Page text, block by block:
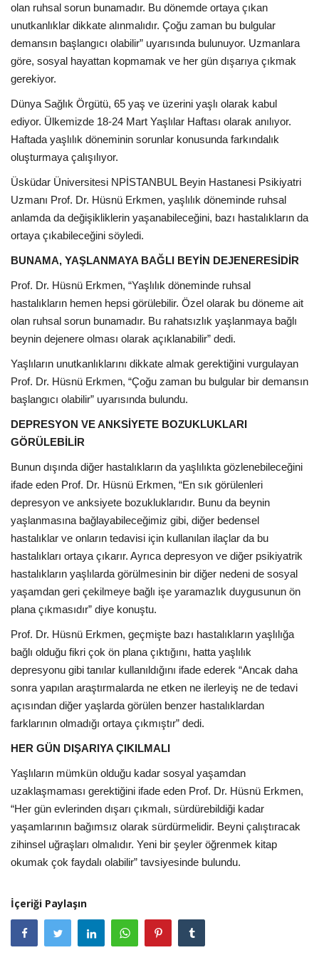
olan ruhsal sorun bunamadır. Bu dönemde ortaya çıkan
unutkanlıklar dikkate alınmalıdır. Çoğu zaman bu bulgular
demansın başlangıcı olabilir” uyarısında bulunuyor. Uzmanlara
göre, sosyal hayattan kopmamak ve her gün dışarıya çıkmak
gerekiyor.
Dünya Sağlık Örgütü, 65 yaş ve üzerini yaşlı olarak kabul
ediyor. Ülkemizde 18-24 Mart Yaşlılar Haftası olarak anılıyor.
Haftada yaşlılık döneminin sorunlar konusunda farkındalık
oluşturmaya çalışılıyor.
Üsküdar Üniversitesi NPİSTANBUL Beyin Hastanesi Psikiyatri
Uzmanı Prof. Dr. Hüsnü Erkmen, yaşlılık döneminde ruhsal
anlamda da değişikliklerin yaşanabileceğini, bazı hastalıkların da
ortaya çıkabileceğini söyledi.
BUNAMA, YAŞLANMAYA BAĞLI BEYİN DEJENERESİDİR
Prof. Dr. Hüsnü Erkmen, “Yaşlılık döneminde ruhsal
hastalıkların hemen hepsi görülebilir. Özel olarak bu döneme ait
olan ruhsal sorun bunamadır. Bu rahatsızlık yaşlanmaya bağlı
beynin dejenere olması olarak açıklanabilir” dedi.
Yaşlıların unutkanlıklarını dikkate almak gerektiğini vurgulayan
Prof. Dr. Hüsnü Erkmen, “Çoğu zaman bu bulgular bir demansın
başlangıcı olabilir” uyarısında bulundu.
DEPRESYON VE ANKSİYETE BOZUKLUKLARI
GÖRÜLEBİLİR
Bunun dışında diğer hastalıkların da yaşlılıkta gözlenebileceğini
ifade eden Prof. Dr. Hüsnü Erkmen, “En sık görülenleri
depresyon ve anksiyete bozukluklarıdır. Bunu da beynin
yaşlanmasına bağlayabileceğimiz gibi, diğer bedensel
hastalıklar ve onların tedavisi için kullanılan ilaçlar da bu
hastalıkları ortaya çıkarır. Ayrıca depresyon ve diğer psikiyatrik
hastalıkların yaşlılarda görülmesinin bir diğer nedeni de sosyal
yaşamdan geri çekilmeye bağlı işe yaramazlık duygusunun ön
plana çıkmasıdır” diye konuştu.
Prof. Dr. Hüsnü Erkmen, geçmişte bazı hastalıkların yaşlılığa
bağlı olduğu fikri çok ön plana çıktığını, hatta yaşlılık
depresyonu gibi tanılar kullanıldığını ifade ederek “Ancak daha
sonra yapılan araştırmalarda ne etken ne ilerleyiş ne de tedavi
açısından diğer yaşlarda görülen benzer hastalıklardan
farklarının olmadığı ortaya çıkmıştır” dedi.
HER GÜN DIŞARIYA ÇIKILMALI
Yaşlıların mümkün olduğu kadar sosyal yaşamdan
uzaklaşmaması gerektiğini ifade eden Prof. Dr. Hüsnü Erkmen,
“Her gün evlerinden dışarı çıkmalı, sürdürebildiği kadar
yaşamlarının bağımsız olarak sürdürmelidir. Beyni çalıştıracak
zihinsel uğraşları olmalıdır. Yeni bir şeyler öğrenmek kitap
okumak çok faydalı olabilir” tavsiyesinde bulundu.
İçeriği Paylaşın